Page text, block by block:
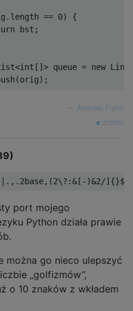
== 0) {
bst;
queue = new
bst[counter] = list[0];
bst[counter] = list[1];
queue.add(new int[] { 0
if (len == 3) {
bst[counter] = list[1];
{
int divide = len / 2;
Andrew Flynn
źródło
port mojego
Python działa prawie
można go nieco ulepszyć
„golfizmów”,
o 10 znaków z wkładem